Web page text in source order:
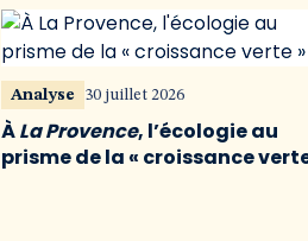
Analyse 30 juillet 2026
ÀLa Provence, l’écologie au
prisme de la « croissance